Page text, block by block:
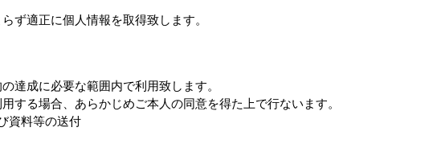
ず適正に個人情報を取得致します。
達成に必要な範囲内で利用致します。
する場合、あらかじめご本人の同意を得た上で行ないます。
資料等の送付